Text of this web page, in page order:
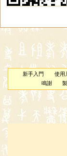
新手入門 使用
鳴謝